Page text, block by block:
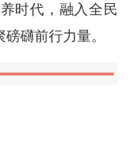
时代，融入全民
礴前行力量。